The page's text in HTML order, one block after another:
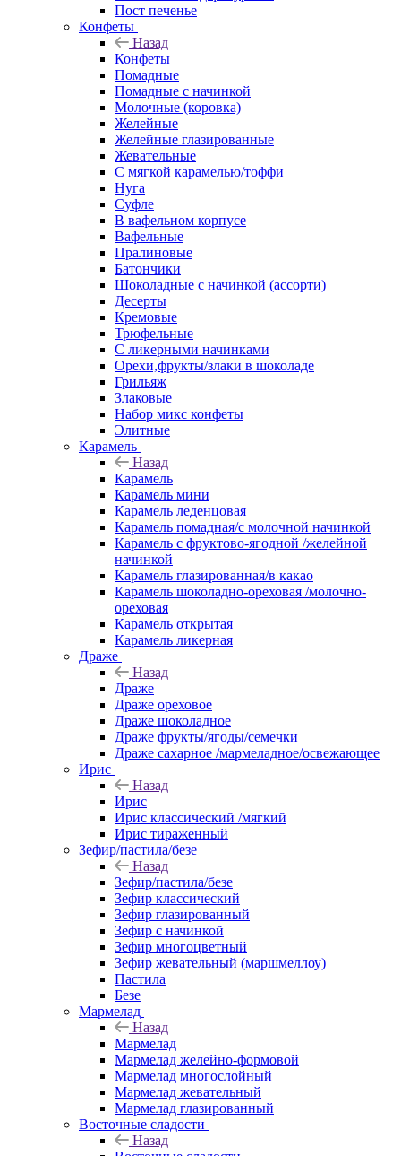
Пост печенье
Конфеты
Назад
Конфеты
Помадные
Помадные с начинкой
Молочные (коровка)
Желейные
Желейные глазированные
Жевательные
С мягкой карамелью/тоффи
Нуга
Суфле
В вафельном корпусе
Вафельные
Пралиновые
Батончики
Шоколадные с начинкой (ассорти)
Десерты
Кремовые
Трюфельные
С ликерными начинками
Орехи,фрукты/злаки в шоколаде
Грильяж
Злаковые
Набор микс конфеты
Элитные
Карамель
Назад
Карамель
Карамель мини
Карамель леденцовая
Карамель помадная/с молочной начинкой
Карамель с фруктово-ягодной /желейной
начинкой
Карамель глазированная/в какао
Карамель шоколадно-ореховая /молочно-
ореховая
Карамель открытая
Карамель ликерная
Драже
Назад
Драже
Драже ореховое
Драже шоколадное
Драже фрукты/ягоды/семечки
Драже сахарное /мармеладное/освежающее
Ирис
Назад
Ирис
Ирис классический /мягкий
Ирис тираженный
Зефир/пастила/безе
Назад
Зефир/пастила/безе
Зефир классический
Зефир глазированный
Зефир с начинкой
Зефир многоцветный
Зефир жевательный (маршмеллоу)
Пастила
Безе
Мармелад
Назад
Мармелад
Мармелад желейно-формовой
Мармелад многослойный
Мармелад жевательный
Мармелад глазированный
Восточные сладости
Назад